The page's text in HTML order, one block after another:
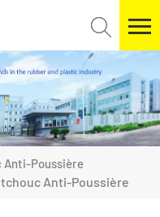
Anti-Poussière
Anti-Poussière